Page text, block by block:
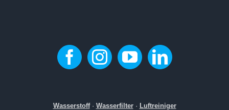
Wasserstoff· Wasserfilter· Luftreiniger